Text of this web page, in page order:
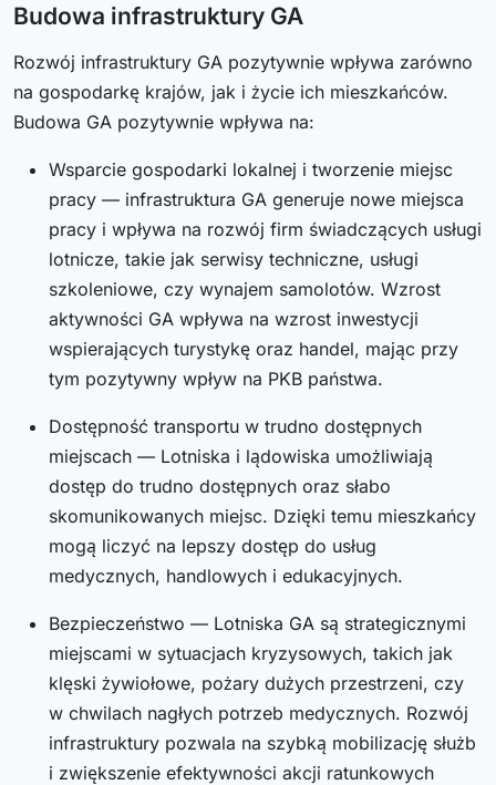
Budowa infrastruktury GA
Rozwój infrastruktury GA pozytywnie wpływa zarówno
na gospodarkę krajów, jak i życie ich mieszkańców.
Budowa GA pozytywnie wpływa na:
Wsparcie gospodarki lokalnej i tworzenie miejsc
pracy — infrastruktura GA generuje nowe miejsca
pracy i wpływa na rozwój firm świadczących usługi
lotnicze, takie jak serwisy techniczne, usługi
szkoleniowe, czy wynajem samolotów. Wzrost
aktywności GA wpływa na wzrost inwestycji
wspierających turystykę oraz handel, mając przy
tym pozytywny wpływ na PKB państwa.
Dostępność transportu w trudno dostępnych
miejscach — Lotniska i lądowiska umożliwiają
dostęp do trudno dostępnych oraz słabo
skomunikowanych miejsc. Dzięki temu mieszkańcy
mogą liczyć na lepszy dostęp do usług
medycznych, handlowych i edukacyjnych.
Bezpieczeństwo — Lotniska GA są strategicznymi
miejscami w sytuacjach kryzysowych, takich jak
klęski żywiołowe, pożary dużych przestrzeni, czy
w chwilach nagłych potrzeb medycznych. Rozwój
infrastruktury pozwala na szybką mobilizację służb
i zwiększenie efektywności akcji ratunkowych